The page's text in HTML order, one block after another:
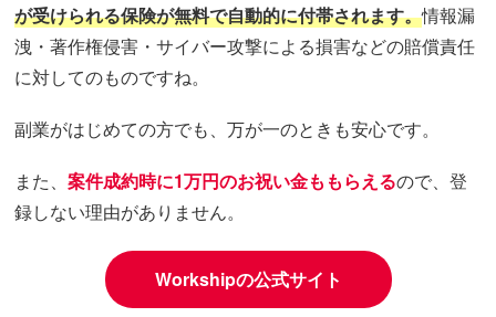
が受けられる保険が無料で自動的に付帯されます。情報漏
洩・著作権侵害・サイバー攻撃による損害などの賠償責任
に対してのものですね。
副業がはじめての方でも、万が一のときも安心です。
また、案件成約時に1万円のお祝い金ももらえるので、登
録しない理由がありません。
Workshipの公式サイト